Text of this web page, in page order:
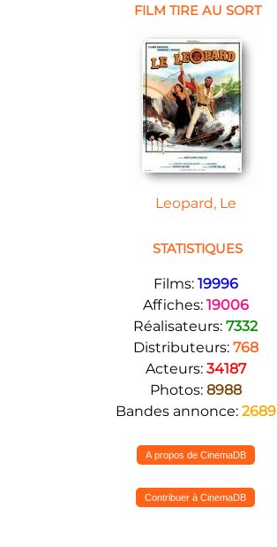
FILM TIRE AU SORT
Leopard, Le
STATISTIQUES
Films: 19996
Affiches: 19006
Réalisateurs: 7332
Distributeurs: 768
Acteurs: 34187
Photos: 8988
Bandes annonce: 2689
A propos de CinemaDB
Contribuer à CinemaDB